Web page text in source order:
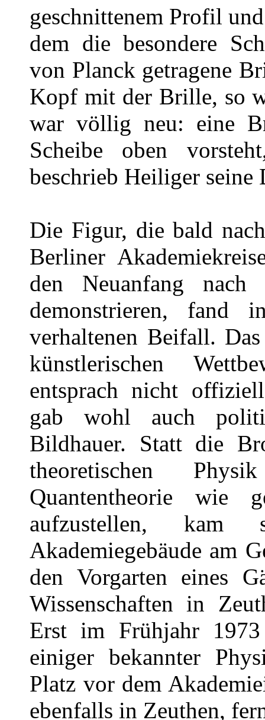
geschnittenem Profil
dem die besondere
von Planck getragene
Kopf mit der Brille, so
war völlig neu: eine
Scheibe oben
beschrieb Heiliger seine
Die Figur, die bald
Berliner
den Neuanfang
demonstrieren, fand
verhaltenen Beifall.
künstlerischen
entsprach nicht
gab wohl auch
Bildhauer. Statt die
theoretischen
Quantentheorie wie
aufzustellen,
Akademiegebäude am
den Vorgarten eines
Wissenschaften in
Erst im Frühjahr
einiger bekannter
Platz vor dem
ebenfalls in Zeuthen,